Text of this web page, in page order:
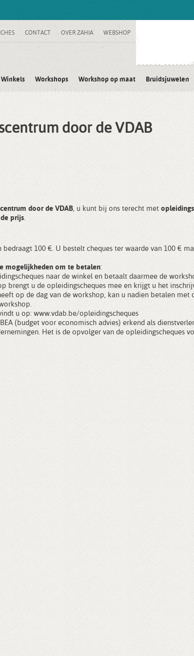
CONTACT OVER ZAHIA WEBSHOP
Winkels Workshops Workshop op maat Bruidsjuwelen
door de VDAB
door de VDAB, u kunt bij ons terecht met
prijs.
100 €. U bestelt cheques ter waarde van 100 €
mogelijkheden om te betalen:
naar de winkel en betaalt daarmee de
brengt u de opleidingscheques mee en krijgt u het
op de dag van de workshop, kan u nadien betalen met
u op: www.vdab.be/opleidingscheques
(budget voor economisch advies) erkend als
Het is de opvolger van de opleidingscheques